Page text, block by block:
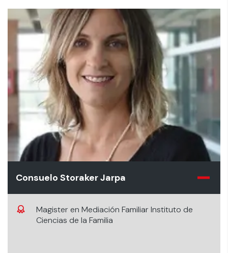
Consuelo Storaker Jarpa
Magister en Mediación Familiar Instituto de
Ciencias de la Familia